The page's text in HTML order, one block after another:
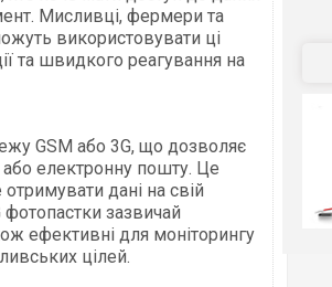
Мисливці, фермери та
використовувати ці
та швидкого реагування на
GSM або 3G, що дозволяє
електронну пошту. Це
дані на свій
зазвичай
ефективні для моніторингу
цілей.